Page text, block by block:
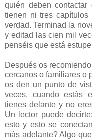
quién deben
tienen ni tres capítulos
verdad. Terminad la
y editad las cien mil
penséis que está
Después os
cercanos o familiares o
os den un punto de
veces, cuando estás
tienes delante y no
Un lector puede
esto y esto se
más adelante? Algo